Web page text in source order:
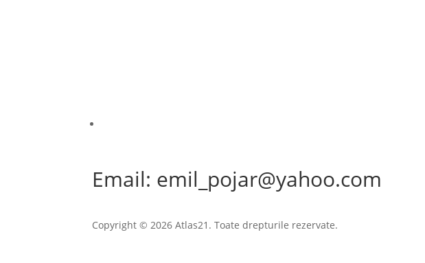
Email: emil_pojar@yahoo.com
Copyright © 2026 Atlas21. Toate drepturile rezervate.